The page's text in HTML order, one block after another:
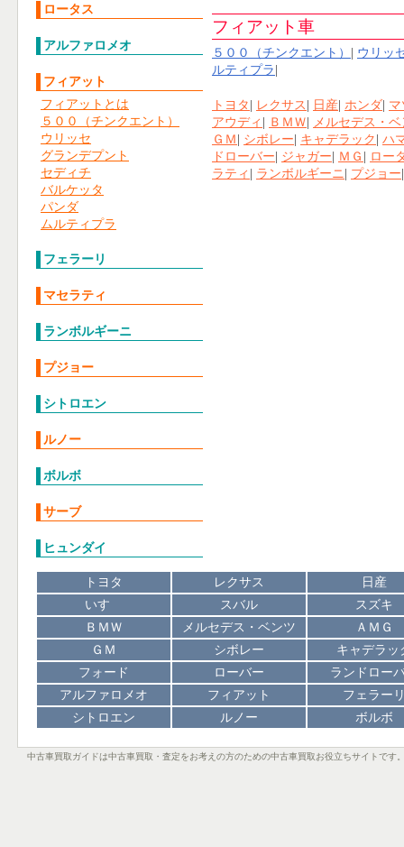
フィアット車
５００（チンクエント）
ウリッ
ルティプラ
トヨタ レクサス 日産 ホンダ
アウディ
ＢＭＷ
メルセデス・
ＧＭ
シボレー キャデラック ハ
ドローバー ジャガー ＭＧ
ロー
ラティ
ランボルギーニ プジョー
ロータス
アルファロメオ
フィアット
フィアットとは
５００（チンクエント）
ウリッセ
グランデプント
セディチ
バルケッタ
パンダ
ムルティプラ
フェラーリ
マセラティ
ランボルギーニ
プジョー
シトロエン
ルノー
ボルボ
サーブ
ヒュンダイ
トヨタ レクサス
日産
いすゞ
スバル
スズキ
ＢＭＷ
メルセデス・ベンツ
ＡＭＧ
ＧＭ
シボレー
キャデラッ
フォード
ローバー
ランドロー
アルファロメオ
フィアット
フェラー
シトロエン
ルノー ボルボ
中古車買取ガイドは中古車買取・査定をお考えの方のための中古車買取お役立ちサイトです